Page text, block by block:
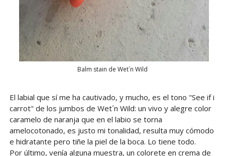
Balm stain de Wet´n Wild
El labial que sí me ha cautivado, y mucho, es el tono "See if i
carrot" de los jumbos de Wet´n Wild: un vivo y alegre color
caramelo de naranja que en el labio se torna
amelocotonado, es justo mi tonalidad, resulta muy cómodo
e hidratante pero tiñe la piel de la boca. Lo tiene todo.
Por último, venía alguna muestra, un colorete en crema de